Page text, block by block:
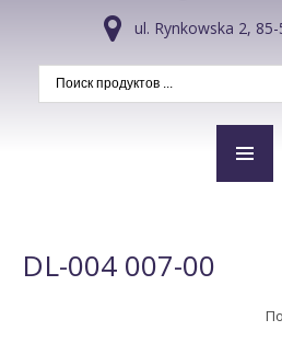
ul. Rynkowska 2,
DL-004 007-00